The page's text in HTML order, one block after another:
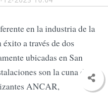
en la industria de la
a través de dos
ubicadas en San
son la cuna de
ANCAR,